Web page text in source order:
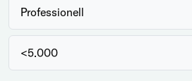
Professionell
<5.000